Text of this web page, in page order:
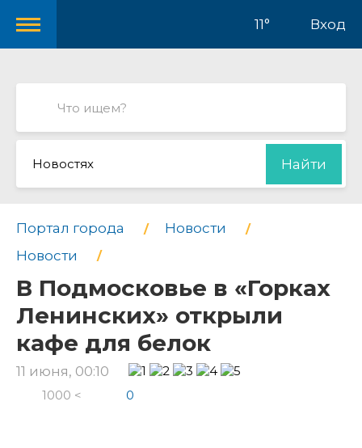
11° Вход
Новостях Найти
Портал города
Новости
Новости
В Подмосковье в «Горках
Ленинских» открыли
кафе для белок
11 июня, 00:10
1000 < 0